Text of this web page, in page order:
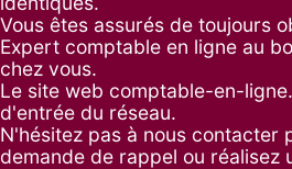
Vous êtes assurés de toujours
Expert comptable en ligne au
chez vous.
Le site web comptable-en-
d'entrée du réseau.
N'hésitez pas à nous contacter
demande de rappel ou réalisez